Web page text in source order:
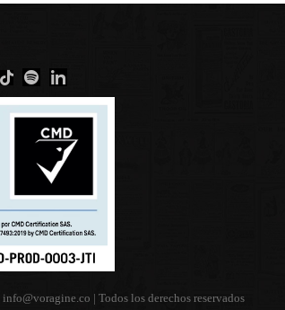
info@voragine.co | Todos los derechos reservados